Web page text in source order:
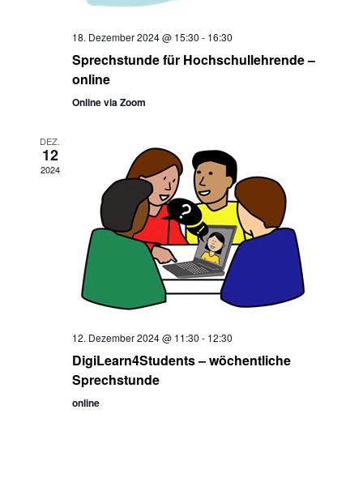
18. Dezember 2024 @ 15:30 - 16:30
Sprechstunde für Hochschullehrende –
online
Online via Zoom
DEZ.
12
2024
12. Dezember 2024 @ 11:30 - 12:30
DigiLearn4Students – wöchentliche
Sprechstunde
online